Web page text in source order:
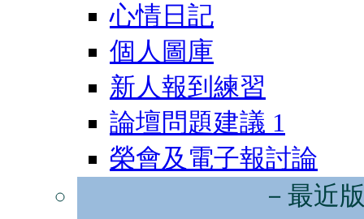
心情日記
個人圖庫
新人報到練習
論壇問題建議 1
榮會及電子報討論
－最近